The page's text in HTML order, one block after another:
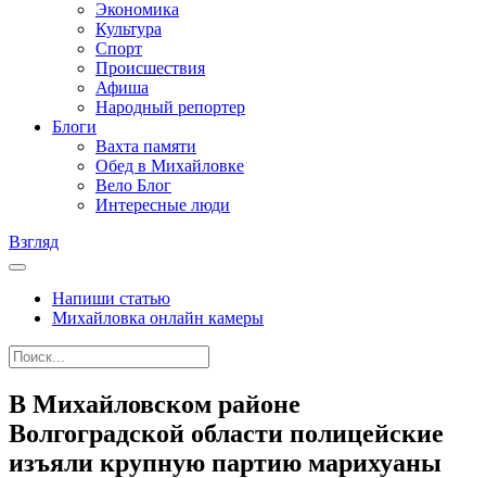
Экономика
Культура
Спорт
Происшествия
Афиша
Народный репортер
Блоги
Вахта памяти
Обед в Михайловке
Вело Блог
Интересные люди
Взгляд
Напиши статью
Михайловка онлайн камеры
В Михайловском районе
Волгоградской области полицейские
изъяли крупную партию марихуаны